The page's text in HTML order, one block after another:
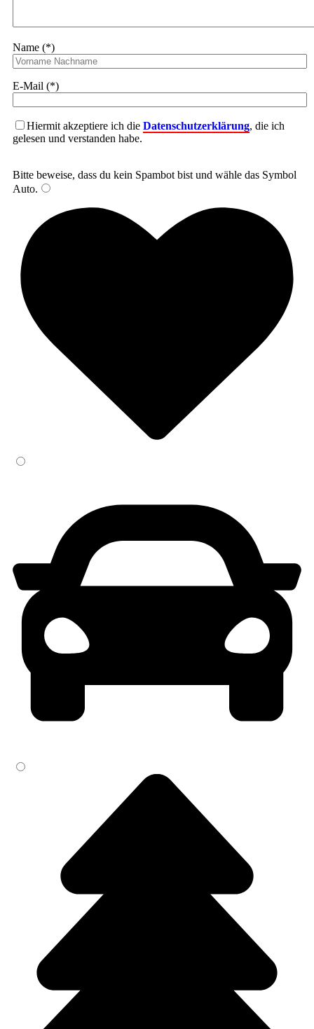
Name (*)
E-Mail (*)
Hiermit akzeptiere ich die Datenschutzerklärung, die ich
gelesen und verstanden habe.
Bitte beweise, dass du kein Spambot bist und wähle das Symbol
Auto.